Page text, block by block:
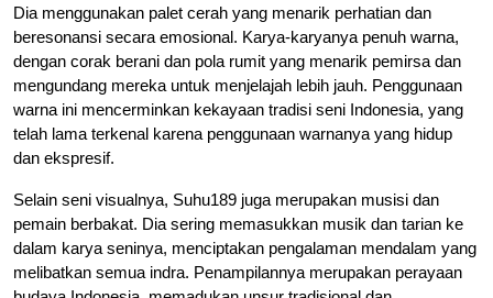
Dia menggunakan palet cerah yang menarik perhatian dan
beresonansi secara emosional. Karya-karyanya penuh warna,
dengan corak berani dan pola rumit yang menarik pemirsa dan
mengundang mereka untuk menjelajah lebih jauh. Penggunaan
warna ini mencerminkan kekayaan tradisi seni Indonesia, yang
telah lama terkenal karena penggunaan warnanya yang hidup
dan ekspresif.
Selain seni visualnya, Suhu189 juga merupakan musisi dan
pemain berbakat. Dia sering memasukkan musik dan tarian ke
dalam karya seninya, menciptakan pengalaman mendalam yang
melibatkan semua indra. Penampilannya merupakan perayaan